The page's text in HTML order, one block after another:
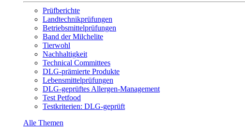
Prüfberichte
Landtechnikprüfungen
Betriebsmittelprüfungen
Band der Milchelite
Tierwohl
Nachhaltigkeit
Technical Committees
DLG-prämierte Produkte
Lebensmittelprüfungen
DLG-geprüftes Allergen-Management
Test Petfood
Testkriterien: DLG-geprüft
Alle Themen